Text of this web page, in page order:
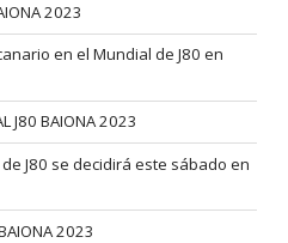
2023
en el Mundial de J80 en
J80 BAIONA 2023
J80 se decidirá este sábado en
2023